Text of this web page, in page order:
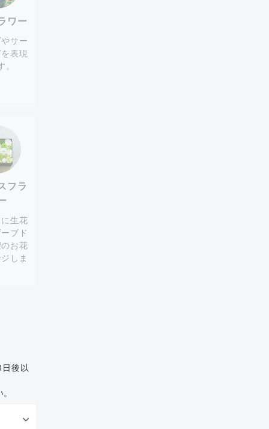
ワー
サー
表現
。
フラ
生花
ブド
お花
しま
後以